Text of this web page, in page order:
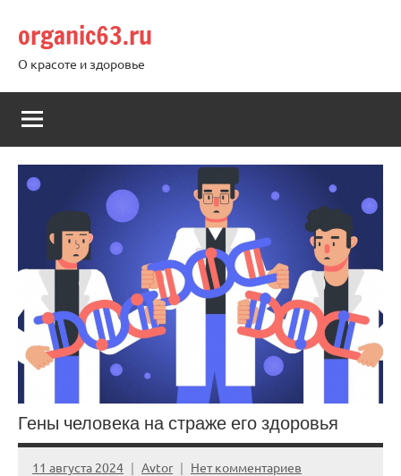
содержимому
organic63.ru
О красоте и здоровье
Гены человека на страже его здоровья
11 августа 2024 Avtor Нет комментариев